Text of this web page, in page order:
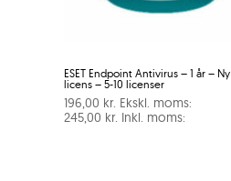
ESET Endpoint Antivirus – 1 år – Ny
licens – 5-10 licenser
196,00 kr. Ekskl. moms:
245,00 kr. Inkl. moms: